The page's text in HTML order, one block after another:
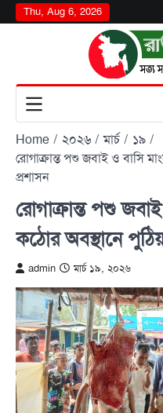
Skip
to
Thu, Aug 6, 2026
Home ২০২৬ মার্চ
১৯
রোগাক্রান্ত পশু জবাই ও বাসি
প্রশাসন
রোগাক্রান্ত পশু
কঠোর অবস্থানে
admin মার্চ ১৯, ২০২৬